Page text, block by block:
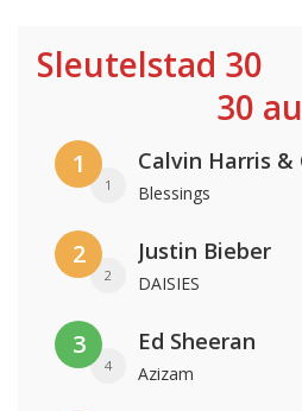
Sleutelstad 30
30
1
1 Blessings
2
2
Justin Bieber
DAISIES
3
4
Ed Sheeran
Azizam